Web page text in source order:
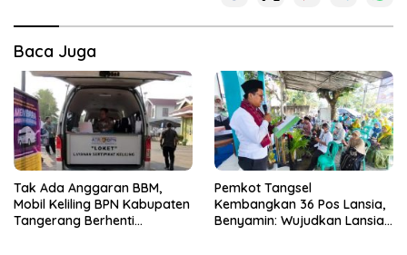
Baca Juga
Tak Ada Anggaran BBM,
Mobil Keliling BPN Kabupaten
Tangerang Berhenti
Pemkot Tangsel
Kembangkan 36 Pos Lansia,
Benyamin: Wujudkan Lansia